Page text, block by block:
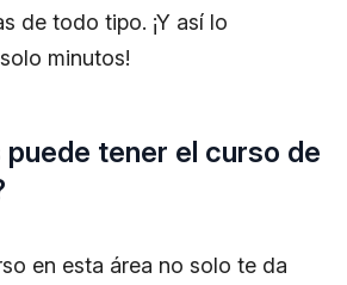
de todo tipo. ¡Y así lo
minutos!
puede tener el curso de
en esta área no solo te da